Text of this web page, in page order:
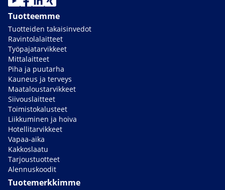
Tuotteemme
Tuotteiden takaisinvedot
Ravintolalaitteet
Työpajatarvikkeet
Mittalaitteet
Piha ja puutarha
Kauneus ja terveys
Maataloustarvikkeet
Siivouslaitteet
Toimistokalusteet
Liikkuminen ja hoiva
Hotellitarvikkeet
Vapaa-aika
Kakkoslaatu
Tarjoustuotteet
Alennuskoodit
Tuotemerkkimme